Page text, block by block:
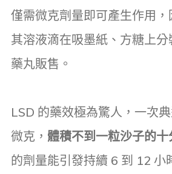
僅需微克劑量即可產生作用
其溶液滴在吸墨紙、方糖上
藥丸販售。
LSD 的藥效極為驚人，一次
微克， 體積不到一粒沙子的十
的劑量能引發持續 6 到 12 小